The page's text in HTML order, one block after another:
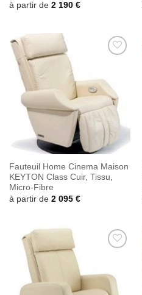
à partir de 2 190 €
wishlist
Fauteuil Home Cinema Maison
KEYTON Class Cuir, Tissu,
Micro-Fibre
à partir de 2 095 €
wishlist